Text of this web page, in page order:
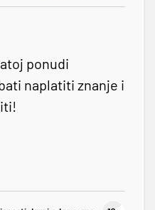
ponudi
naplatiti znanje i